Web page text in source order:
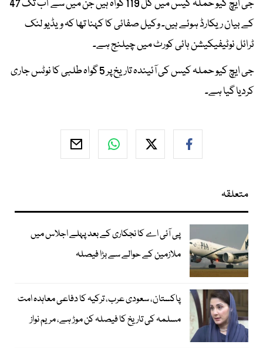
جی ایچ کیو حملہ کیس میں کُل 119 گواہ ہیں جن میں سے اب تک 47
کے بیان ریکارڈ ہوئے ہیں۔ وکیل صفائی کا کہنا تھا کہ ویڈیو لنک
ٹرائل نوٹیفیکیشن ہائی کورٹ میں چیلنج ہے۔
جی ایچ کیو حملہ کیس کی آئیندہ تاریخ پر 5 گواہ طلبی کا نوٹس جاری
کردیا گیا ہے۔
متعلقہ
پی آئی اے کا نجکاری کے بعد پہلے اجلاس میں
ملازمین کے حوالے سے بڑا فیصلہ
پاکستان، سعودی عرب، ترکیہ کا دفاعی معاہدہ امت
مسلمہ کی تاریخ کا فیصلہ کن موڑ ہے، مریم نواز